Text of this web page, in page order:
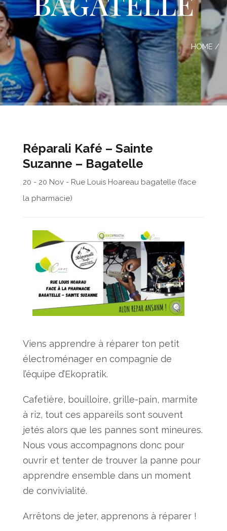
HOME /
Réparali Kafé – Sainte
Suzanne – Bagatelle
20 - 20 Nov - Rue Louis Hoareau bagatelle (face
la pharmacie)
Viens apprendre à réparer ton petit
électroménager en compagnie de
l’équipe d’Ekopratik.
Cafetière, bouilloire, grille-pain, marmite
à riz, tout ces appareils sont souvent
jetés alors que les pannes sont mineures.
Nous vous accompagnons donc pour
ouvrir et tenter de trouver la panne pour
apprendre ensemble dans un moment
de convivialité.
Arrêtons de jeter, apprenons à réparer !